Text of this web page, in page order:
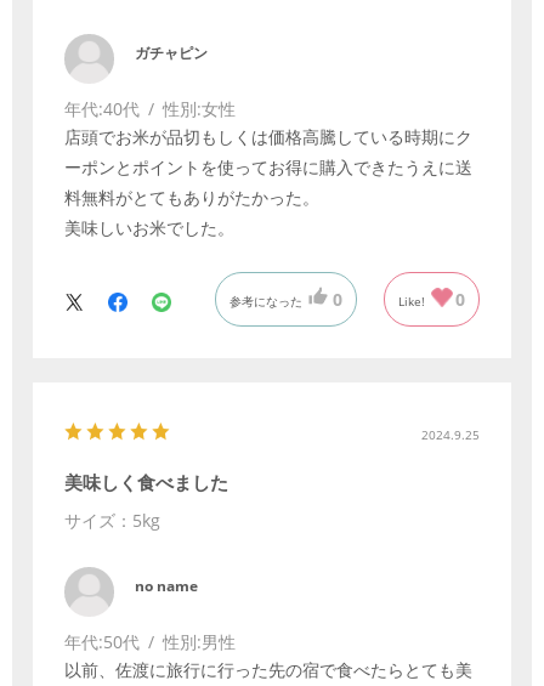
ガチャピン
年代:40代 性別:女性
店頭でお米が品切もしくは価格高騰している時期にク
ーポンとポイントを使ってお得に購入できたうえに送
料無料がとてもありがたかった。
美味しいお米でした。
参考になった 0 Like! 0
2024.9.25
美味しく食べました
サイズ：5kg
no name
年代:50代 性別:男性
以前、佐渡に旅行に行った先の宿で食べたらとても美